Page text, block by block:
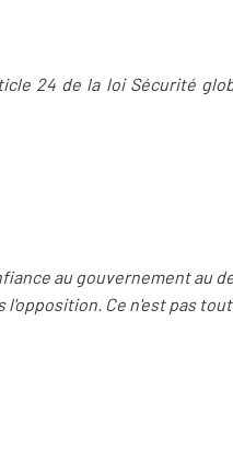
24 de la loi Sécurité
au gouvernement au
Ce n'est pas